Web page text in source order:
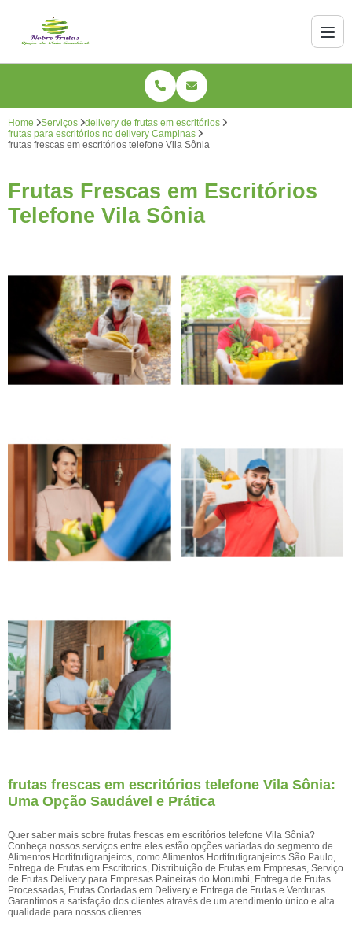
Home Serviços
delivery de frutas em escritórios
frutas para escritórios no delivery Campinas
frutas frescas em escritórios telefone Vila Sônia
Frutas Frescas em Escritórios
Telefone Vila Sônia
frutas frescas em escritórios telefone Vila Sônia:
Uma Opção Saudável e Prática
Quer saber mais sobre frutas frescas em escritórios telefone Vila Sônia?
Conheça nossos serviços entre eles estão opções variadas do segmento de
Alimentos Hortifrutigranjeiros, como Alimentos Hortifrutigranjeiros São Paulo,
Entrega de Frutas em Escritorios, Distribuição de Frutas em Empresas, Serviço
de Frutas Delivery para Empresas Paineiras do Morumbi, Entrega de Frutas
Processadas, Frutas Cortadas em Delivery e Entrega de Frutas e Verduras.
Garantimos a satisfação dos clientes através de um atendimento único e alta
qualidade para nossos clientes.